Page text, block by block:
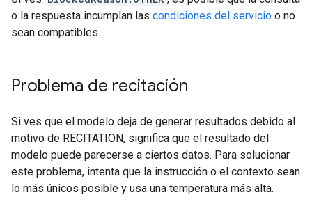
o la respuesta incumplan las condiciones del servicio o no
sean compatibles.
Problema de recitación
Si ves que el modelo deja de generar resultados debido al
motivo de RECITATION, significa que el resultado del
modelo puede parecerse a ciertos datos. Para solucionar
este problema, intenta que la instrucción o el contexto sean
lo más únicos posible y usa una temperatura más alta.